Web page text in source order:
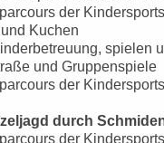
der
Kuchen
spielen
und Gruppenspiele
der
durch
der